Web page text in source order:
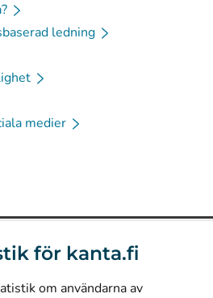
för kanta.fi
om användarna av
ledning
medier
välilehteen)
välilehteen)